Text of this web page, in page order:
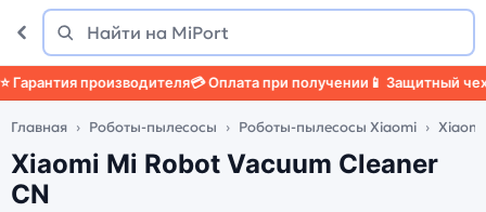
Поиск
Найти
производителя💳 Оплата при получении📱 Защитный чехол
Главная Роботы-пылесосы Роботы-пылесосы Xiaomi
Xiaomi Mi Robot Vacuum Cleaner
CN